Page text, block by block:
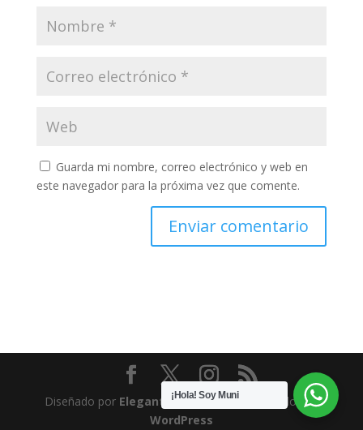
Guarda mi nombre, correo electrónico y web en
este navegador para la próxima vez que comente.
Diseñado por Elegant Themes| Desarrollado por
WordPress
¡Hola! Soy Muni